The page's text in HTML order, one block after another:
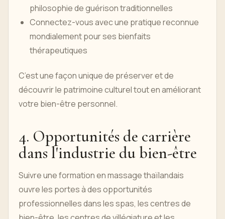
philosophie de guérison traditionnelles
Connectez-vous avec une pratique reconnue
mondialement pour ses bienfaits
thérapeutiques
C’est une façon unique de préserver et de
découvrir le patrimoine culturel tout en améliorant
votre bien-être personnel.
4. Opportunités de carrière
dans l'industrie du bien-être
Suivre une formation en massage thaïlandais
ouvre les portes à des opportunités
professionnelles dans les spas, les centres de